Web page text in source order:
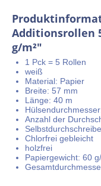
Additionsrollen
g/m²"
1 Pck = 5 Rollen
weiß
Material: Papier
Breite: 57 mm
Länge: 40 m
Anzahl der
Chlorfrei gebleicht
holzfrei
Papiergewicht: 60